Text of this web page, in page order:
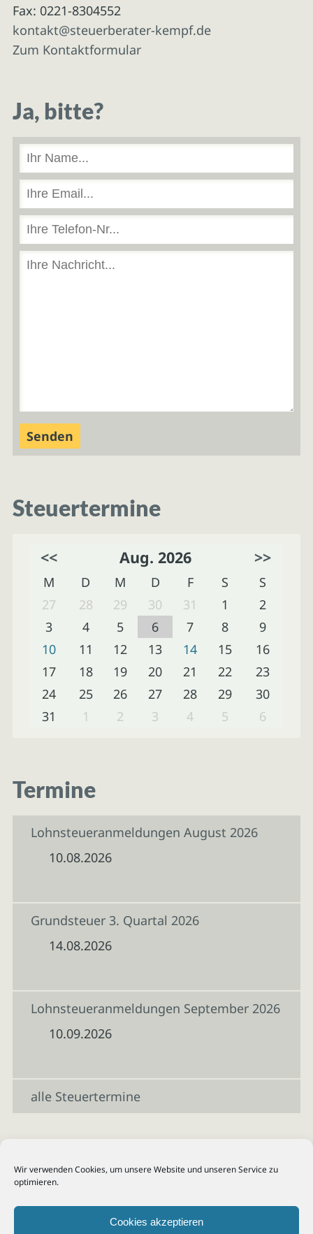
Wir verwenden Cookies, um unsere Website und unseren Service zu
optimieren.
Cookies akzeptieren
Fax: 0221-8304552
kontakt@steuerberater-kempf.de
Zum Kontaktformular
Ja, bitte?
Steuertermine
<< Aug. 2026 >>
M D M D F S
S
27
28 29 30 31 1
2
3
4 5 6 7 8
9
10
11 12 13 14 15
16
17
18 19 20 21 22
23
24
25 26 27 28 29
30
31
1 2 3 4 5 6
Termine
Lohnsteueranmeldungen August 2026
10.08.2026
Grundsteuer 3. Quartal 2026
14.08.2026
Lohnsteueranmeldungen September 2026
10.09.2026
alle Steuertermine